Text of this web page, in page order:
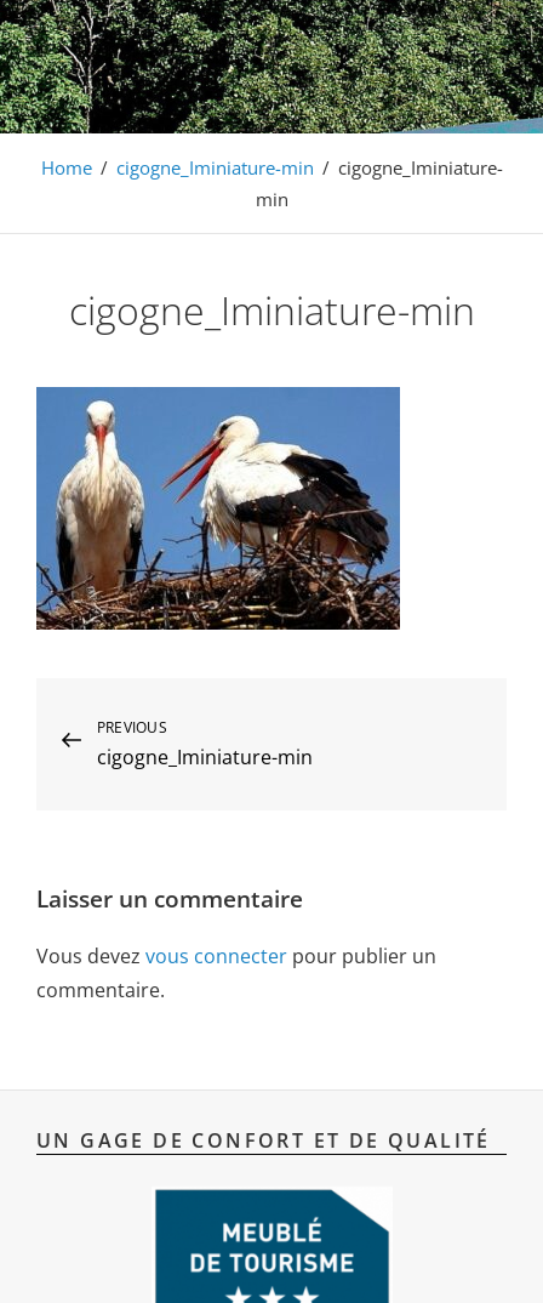
Barochaise
S'évader en famille entre vignobles et montagnes, en
Alsace à 20mn de Colmar
Home / cigogne_Iminiature-min / cigogne_Iminiature-
min
cigogne_Iminiature-min
Navigation
de
Previous
Post
PREVIOUS
cigogne_Iminiature-min
Laisser un commentaire
Vous devez vous connecter pour publier un
commentaire.
UN GAGE DE CONFORT ET DE QUALITÉ